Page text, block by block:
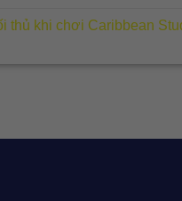
thủ khi chơi Caribbean